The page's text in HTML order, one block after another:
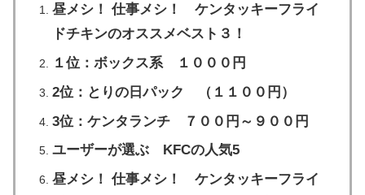
昼メシ！ 仕事メシ！ ケンタッキーフライ
ドチキンのオススメベスト３！
１位：ボックス系 １０００円
2位：とりの日パック （１１００円）
3位：ケンタランチ ７００円～９００円
ユーザーが選ぶ KFCの人気5
昼メシ！ 仕事メシ！ ケンタッキーフライ